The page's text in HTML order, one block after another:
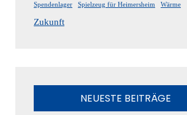
Spendenlager Spielzeug für Heimersheim Wärme
Zukunft
NEUESTE BEITRÄGE